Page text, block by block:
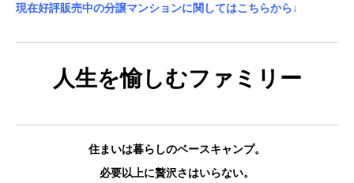
現在好評販売中の分譲マンションに関してはこちらから↓
人生を愉しむファミリー
住まいは暮らしのベースキャンプ。
必要以上に贅沢さはいらない。